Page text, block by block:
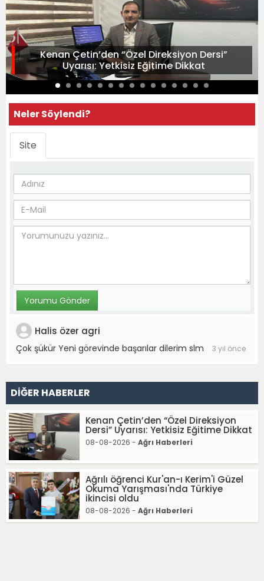
Kenan Çetin’den “Özel Direksiyon Dersi”
Uyarısı: Yetkisiz Eğitime Dikkat
Neler Söylendi?
Site
Halis özer agri
Çok şükür Yeni görevinde başarılar dilerim slm 3 yıl önce
DİĞER HABERLER
Kenan Çetin’den “Özel Direksiyon
Dersi” Uyarısı: Yetkisiz Eğitime Dikkat
08-08-2026 - Ağrı Haberleri
Ağrılı öğrenci Kur'an-ı Kerim'i Güzel
Okuma Yarışması'nda Türkiye
ikincisi oldu
08-08-2026 - Ağrı Haberleri